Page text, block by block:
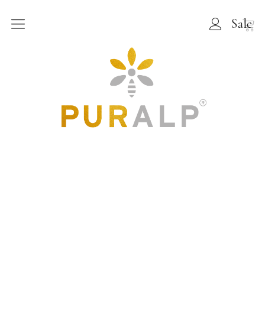
Wissenswertes
Inhaltsstoffe
Sale